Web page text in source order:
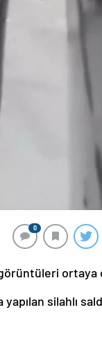
0
görüntüleri ortaya
silahlı